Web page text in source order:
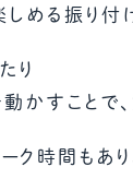
める振り付
り
すことで、
ク時間もあ